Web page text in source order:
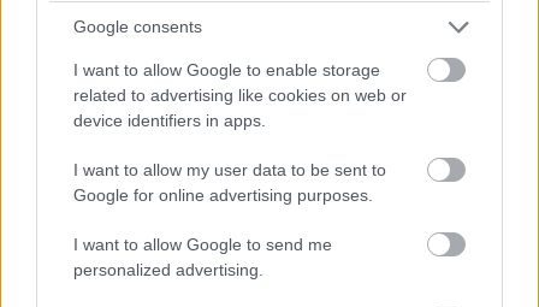
Google consents
I want to allow Google to enable storage
related to advertising like cookies on web or
device identifiers in apps.
I want to allow my user data to be sent to
Google for online advertising purposes.
I want to allow Google to send me
personalized advertising.
zvážiť súčasné a budúce zámery využitia ohriatej vody.
Ak vodu možno využiť napríklad v bazéne, potom sa
solárne panely vyplatia. Ak majú slúžiť iba na ohrev vody
na umývanie pre 2- až 3-člennú domácnosť, je takáto
investícia pri zohľadnení celkových investičných nákladov
vysoká. Okrem kolektorov treba totiž počítať s kúpou
akumulačných, takzvaných bivalentných zásobníkov, s
objemom 200 až 500 litrov